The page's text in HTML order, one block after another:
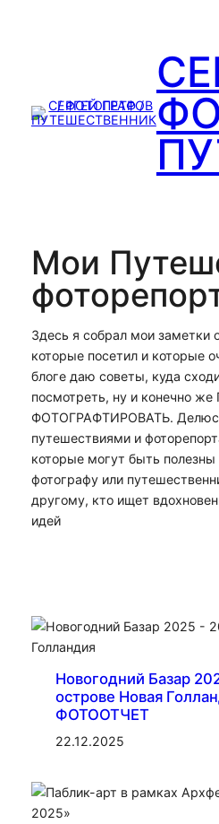
Мои
Здесь я собрал мои заметки
которые посетил и которые
блоге даю советы, куда
посмотреть, ну и конечно же
ФОТОГРАФТИРОВАТЬ.
путешествиями и
которые могут быть
фотографу или
другому, кто ищет
идей
Новогодний Базар
острове Новая
ФОТООТЧЕТ
22.12.2025